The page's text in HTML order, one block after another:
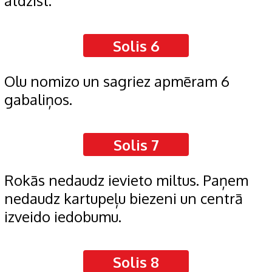
Solis 6
Olu nomizo un sagriez apmēram 6
gabaliņos.
Solis 7
Rokās nedaudz ievieto miltus. Paņem
nedaudz kartupeļu biezeni un centrā
izveido iedobumu.
Solis 8